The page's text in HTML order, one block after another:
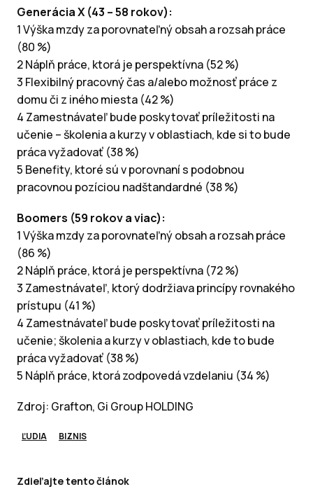
Generácia X (43 – 58 rokov):
1 Výška mzdy za porovnateľný obsah a rozsah práce
(80 %)
2 Náplň práce, ktorá je perspektívna (52 %)
3 Flexibilný pracovný čas a/alebo možnosť práce z
domu či z iného miesta (42 %)
4 Zamestnávateľ bude poskytovať príležitosti na
učenie – školenia a kurzy v oblastiach, kde si to bude
práca vyžadovať (38 %)
5 Benefity, ktoré sú v porovnaní s podobnou
pracovnou pozíciou nadštandardné (38 %)
Boomers (59 rokov a viac):
1 Výška mzdy za porovnateľný obsah a rozsah práce
(86 %)
2 Náplň práce, ktorá je perspektívna (72 %)
3 Zamestnávateľ, ktorý dodržiava princípy rovnakého
prístupu (41 %)
4 Zamestnávateľ bude poskytovať príležitosti na
učenie; školenia a kurzy v oblastiach, kde to bude
práca vyžadovať (38 %)
5 Náplň práce, ktorá zodpovedá vzdelaniu (34 %)
Zdroj: Grafton, Gi Group HOLDING
ĽUDIA BIZNIS
Zdieľajte tento článok